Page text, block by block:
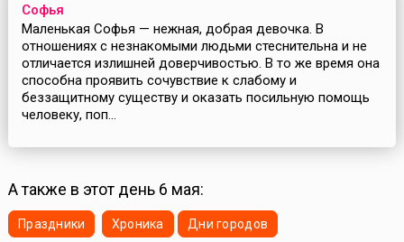
Софья
Маленькая Софья — нежная, добрая девочка. В
отношениях с незнакомыми людьми стеснительна и не
отличается излишней доверчивостью. В то же время она
способна проявить сочувствие к слабому и
беззащитному существу и оказать посильную помощь
человеку, поп...
А также в этот день 6 мая:
Праздники Хроника Дни городов